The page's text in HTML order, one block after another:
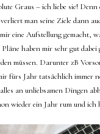
Graus – ich liebe sie!
man seine Ziele dann
eine Aufstellung gemacht,
haben mir sehr gut
müssen. Darunter zB
fürs Jahr tatsächlich
an unliebsamen Dingen
wieder ein Jahr rum und